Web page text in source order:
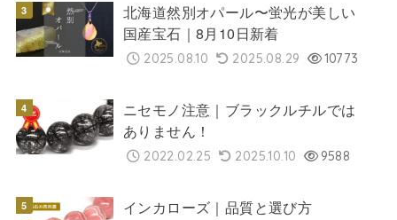
北海道然別オパール〜蛍光が美しい
国産宝石｜8月10日新着
2025.08.10 2025.08.29 10773
ニセモノ注意｜ブラックルチルでは
ありません！
2022.02.25 2025.10.10 9588
インカローズ｜品質と選び方